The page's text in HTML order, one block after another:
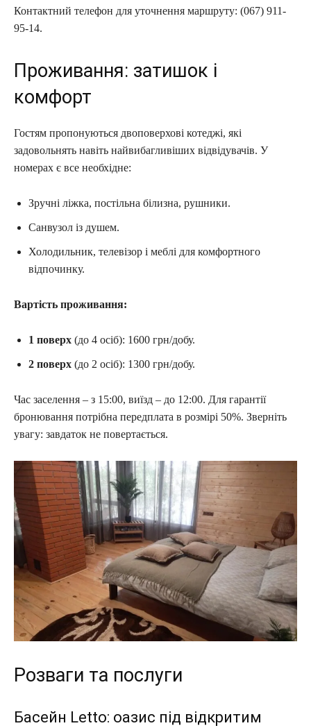
Контактний телефон для уточнення маршруту: (067) 911-
95-14.
Проживання: затишок і
комфорт
Гостям пропонуються двоповерхові котеджі, які
задовольнять навіть найвибагливіших відвідувачів. У
номерах є все необхідне:
Зручні ліжка, постільна білизна, рушники.
Санвузол із душем.
Холодильник, телевізор і меблі для комфортного
відпочинку.
Вартість проживання:
1 поверх (до 4 осіб): 1600 грн/добу.
2 поверх (до 2 осіб): 1300 грн/добу.
Час заселення – з 15:00, виїзд – до 12:00. Для гарантії
бронювання потрібна передплата в розмірі 50%. Зверніть
увагу: завдаток не повертається.
Розваги та послуги
Басейн Letto: оазис під відкритим